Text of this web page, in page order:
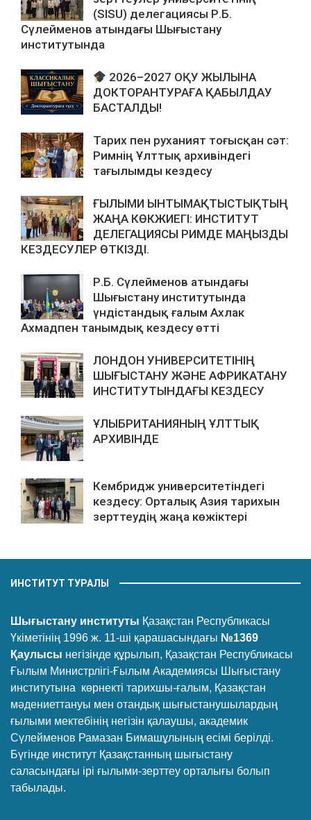
(SISU) делегациясы Р.Б.
Сүлейменов атындағы Шығыстану
институтында
2026–2027 ОҚУ ЖЫЛЫНА
ДОКТОРАНТУРАҒА ҚАБЫЛДАУ
БАСТАЛДЫ!
Тарих пен руханият тоғысқан сәт:
Римнің Ұлттық архивіндегі
тағылымды кездесу
ҒЫЛЫМИ ЫНТЫМАҚТЫСТЫҚТЫҢ
ЖАҢА КӨКЖИЕГІ: ИНСТИТУТ
ДЕЛЕГАЦИЯСЫ РИМДЕ МАҢЫЗДЫ
КЕЗДЕСУЛЕР ӨТКІЗДІ.
Р.Б. Сүлейменов атындағы
Шығыстану институтында
үндістандық ғалым Ахлак
Ахмадпен танымдық кездесу өтті
ЛОНДОН УНИВЕРСИТЕТІНІҢ
ШЫҒЫСТАНУ ЖӘНЕ АФРИКАТАНУ
ИНСТИТУТЫНДАҒЫ КЕЗДЕСУ
ҰЛЫБРИТАНИЯНЫҢ ҰЛТТЫҚ
АРХИВІНДЕ
Кембридж университетіндегі
кездесу: Орталық Азия тарихын
зерттеудің жаңа көжіктері
ИНСТИТУТ ТУРАЛЫ
Шығыстану институты Қазақстан Республикасы
Үкіметінің 1996 ж. 11-ші қарашасындағы №1369
Қаулысы негізінде құрылып, Қазақстан Республикасы
Ғылым Министрлігі-Ғылым Академиясы Шығыстану
институтына көрнекті тарихшы-ғалым, Қазақстан
мәдениеттануы мен отандық шығыстанушылардың
ғылыми мектебінің негізін қалаушы, академик
Сүлейменов Рамазан Бимашұлының есімі берілді.
Бүгінде институт Қазақстанның шығыстану
саласындағы ірі ғылыми-зерттеу орталығы болып
табылады.